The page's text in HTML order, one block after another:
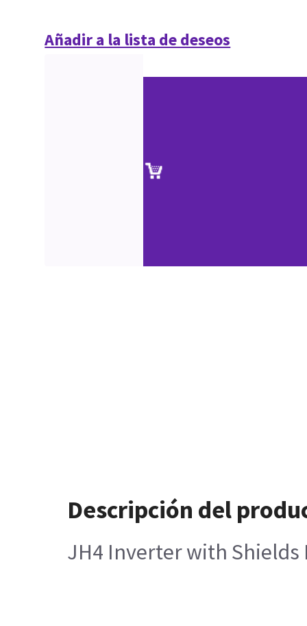
Añadir a la lista de deseos
Descripción del
JH4 Inverter with Shields